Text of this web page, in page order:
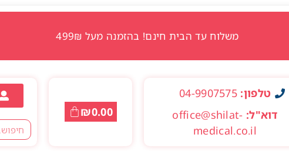
משלוח עד הבית חינם! בהזמנה מעל 499₪
טלפון: 04-9907575
דוא"ל: office@shilat-
medical.co.il
₪0.00